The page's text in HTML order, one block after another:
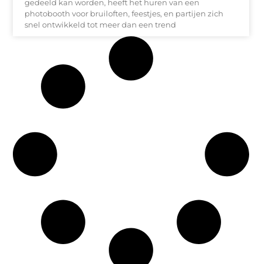
gedeeld kan worden, heeft het huren van een
photobooth voor bruiloften, feestjes, en partijen zich
snel ontwikkeld tot meer dan een trend